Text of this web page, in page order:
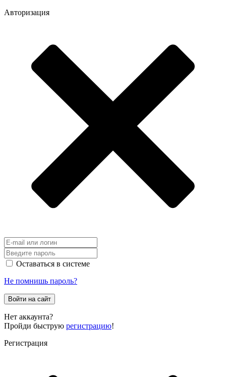
Авторизация
Оставаться в системе
Не помнишь пароль?
Войти на сайт
Нет аккаунта?
Пройди быструю регистрацию!
Регистрация